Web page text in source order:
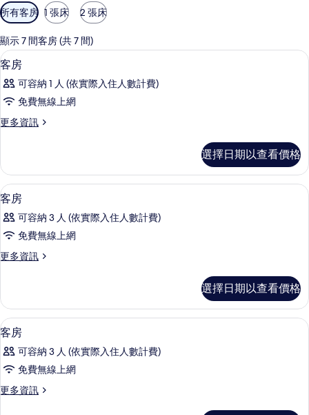
可
用
的
客
房
篩
選
件
所有客房 1 張床 2 張床
顯示 7 間客房 (共 7 間)
顯
示
客
的
有
相
片
羽絨被、書桌、遮光布/窗簾、免費無
4
客房
可容納 1 人 (依實際入住人數計費)
免費無線上網
更多資訊
更
的
詳
情
選擇日期以查看價格
顯
示
客
的
有
相
片
羽絨被、書桌、遮光布/窗簾、免費無
4
客房
可容納 3 人 (依實際入住人數計費)
免費無線上網
更多資訊
更
的
詳
情
選擇日期以查看價格
顯
示
客
的
羽絨被、書桌、遮光布/窗簾、免費無
3
客房
可容納 3 人 (依實際入住人數計費)
免費無線上網
更多資訊
更